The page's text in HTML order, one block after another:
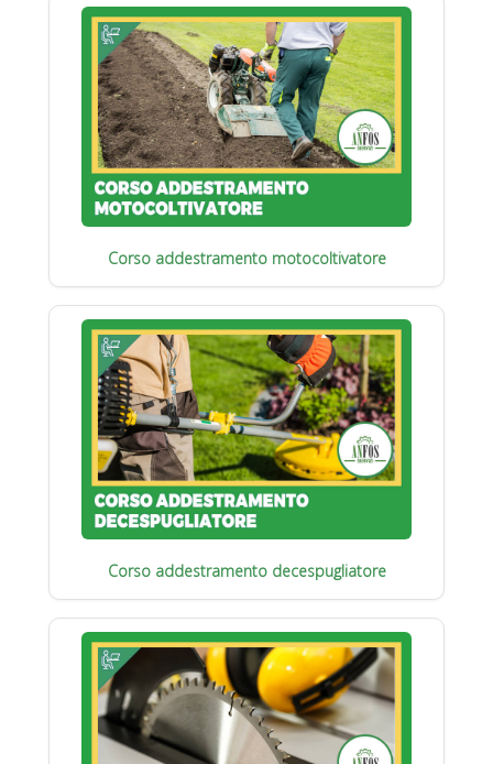
Corso addestramento motocoltivatore
Corso addestramento decespugliatore